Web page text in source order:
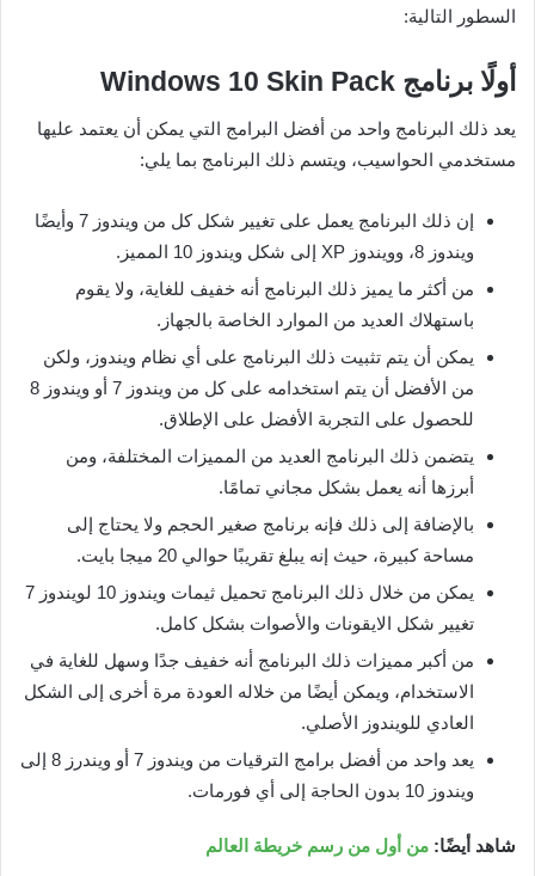
السطور التالية:
أولًا برنامج Windows 10 Skin Pack
يعد ذلك البرنامج واحد من أفضل البرامج التي يمكن أن يعتمد عليها
مستخدمي الحواسيب، ويتسم ذلك البرنامج بما يلي:
إن ذلك البرنامج يعمل على تغيير شكل كل من ويندوز 7 وأيضًا
ويندوز 8، وويندوز XP إلى شكل ويندوز 10 المميز.
من أكثر ما يميز ذلك البرنامج أنه خفيف للغاية، ولا يقوم
باستهلاك العديد من الموارد الخاصة بالجهاز.
يمكن أن يتم تثبيت ذلك البرنامج على أي نظام ويندوز، ولكن
من الأفضل أن يتم استخدامه على كل من ويندوز 7 أو ويندوز 8
للحصول على التجربة الأفضل على الإطلاق.
يتضمن ذلك البرنامج العديد من المميزات المختلفة، ومن
أبرزها أنه يعمل بشكل مجاني تمامًا.
بالإضافة إلى ذلك فإنه برنامج صغير الحجم ولا يحتاج إلى
مساحة كبيرة، حيث إنه يبلغ تقريبًا حوالي 20 ميجا بايت.
يمكن من خلال ذلك البرنامج تحميل ثيمات ويندوز 10 لويندوز 7
تغيير شكل الايقونات والأصوات بشكل كامل.
من أكبر مميزات ذلك البرنامج أنه خفيف جدًا وسهل للغاية في
الاستخدام، ويمكن أيضًا من خلاله العودة مرة أخرى إلى الشكل
العادي للويندوز الأصلي.
يعد واحد من أفضل برامج الترقيات من ويندوز 7 أو ويندرز 8 إلى
ويندوز 10 بدون الحاجة إلى أي فورمات.
شاهد أيضًا: من أول من رسم خريطة العالم